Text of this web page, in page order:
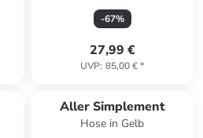
-67%
27,99 €
UVP: 85,00 €*
Aller Simplement
Hose in Gelb